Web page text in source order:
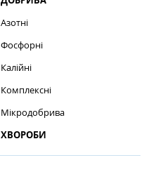
Азотні
Фосфорні
Калійні
Комплексні
Мікродобрива
ХВОРОБИ